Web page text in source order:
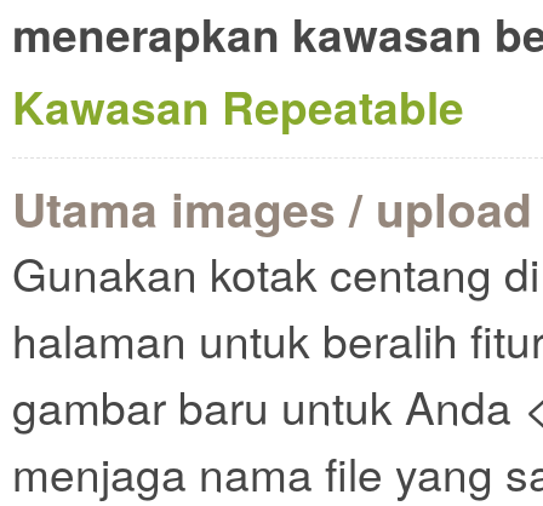
menerapkan kawasan
Kawasan Repeatable
Utama images / upload
Gunakan kotak centang
halaman untuk beralih
gambar baru untuk Anda
menjaga nama file yang